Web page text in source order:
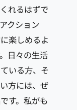
れるはずで
クション
楽しめるよ
日々の生活
いる方、そ
方には、ぜ
す。私がも